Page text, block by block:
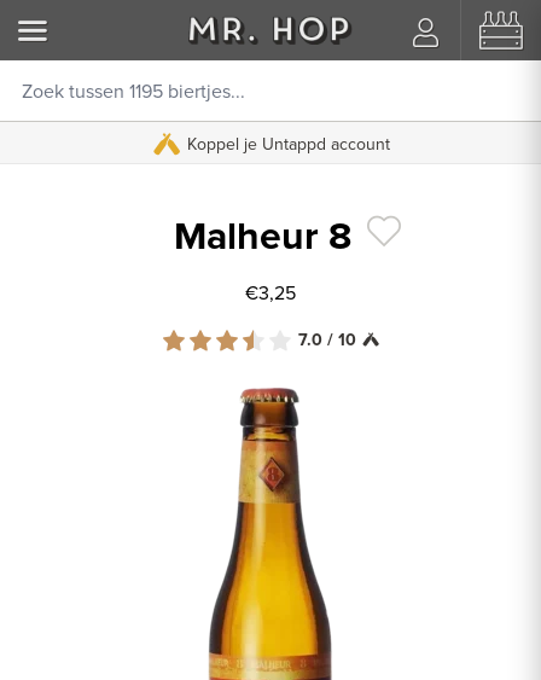
Koppel je Untappd account
Malheur 8
€3,25
7.0 / 10